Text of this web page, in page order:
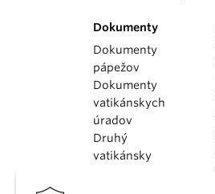
Dokumenty
Dokumenty
pápežov
Dokumenty
vatikánskych
úradov
Druhý
vatikánsky